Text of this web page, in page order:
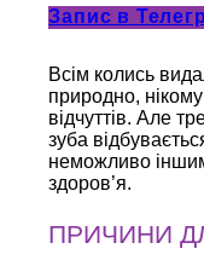
Запис в
Всім колись
природно,
відчуттів. Але
зуба
неможливо
здоров’я.
ПРИЧИНИ